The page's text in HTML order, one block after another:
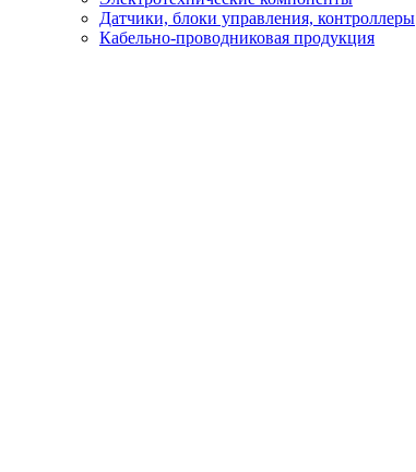
Датчики, блоки управления, контроллеры
Кабельно-проводниковая продукция